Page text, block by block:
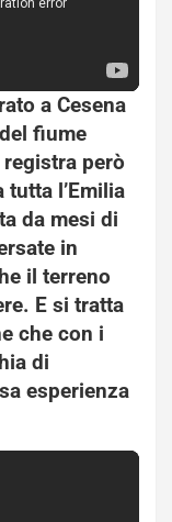
a Cesena
fiume
però
l’Emilia
da mesi di
in
il terreno
E si tratta
che con i
di
esperienza